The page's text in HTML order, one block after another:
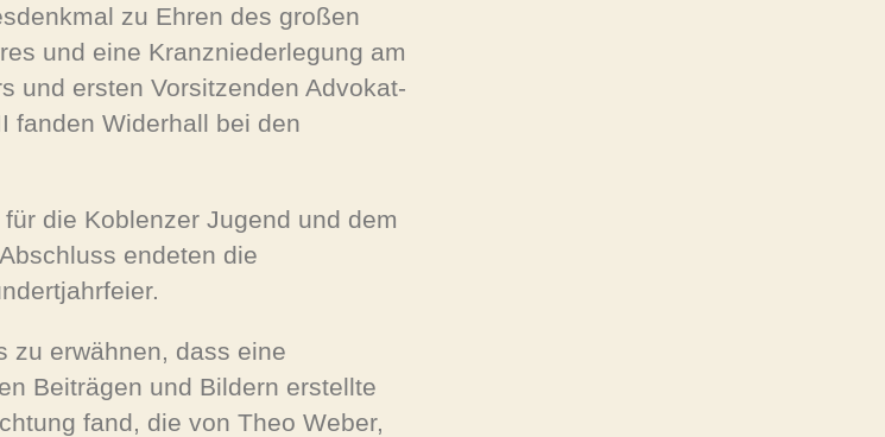
zu Ehren des großen
und eine Kranzniederlegung am
und ersten Vorsitzenden Advokat-
fanden Widerhall bei den
die Koblenzer Jugend und dem
endeten die
zu erwähnen, dass eine
Beiträgen und Bildern erstellte
fand, die von Theo Weber,